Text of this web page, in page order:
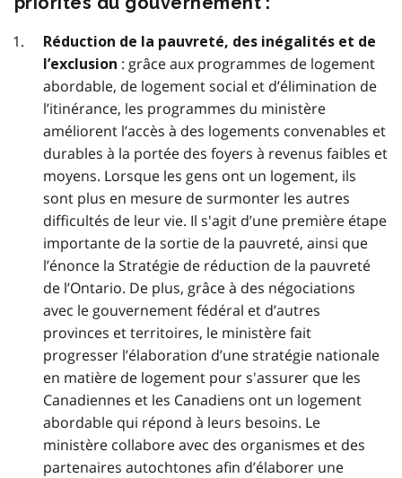
Réduction de la pauvreté, des inégalités et de
l’exclusion : grâce aux programmes de logement
abordable, de logement social et d’élimination de
l’itinérance, les programmes du ministère
améliorent l’accès à des logements convenables et
durables à la portée des foyers à revenus faibles et
moyens. Lorsque les gens ont un logement, ils
sont plus en mesure de surmonter les autres
difficultés de leur vie. Il s'agit d’une première étape
importante de la sortie de la pauvreté, ainsi que
l’énonce la Stratégie de réduction de la pauvreté
de l’Ontario. De plus, grâce à des négociations
avec le gouvernement fédéral et d’autres
provinces et territoires, le ministère fait
progresser l’élaboration d’une stratégie nationale
en matière de logement pour s'assurer que les
Canadiennes et les Canadiens ont un logement
abordable qui répond à leurs besoins. Le
ministère collabore avec des organismes et des
partenaires autochtones afin d’élaborer une